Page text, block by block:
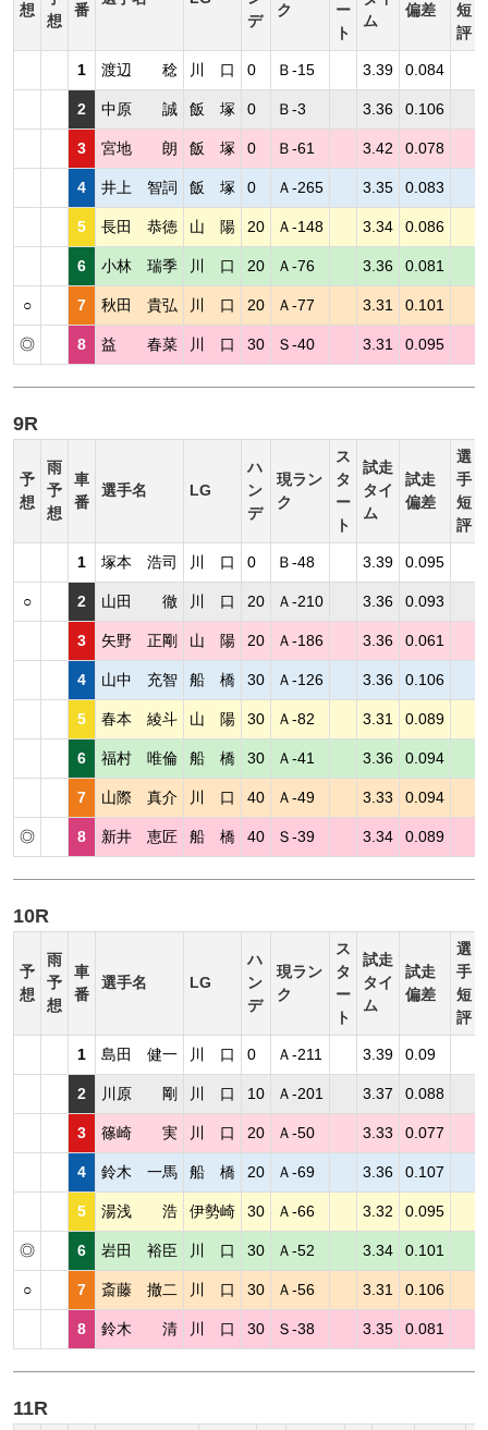
想
想
番
デ
ク
ー
ト
ム
偏差
短
評
1 渡辺 稔 川 口 0 Ｂ-15 3.39 0.084
2 中原 誠 飯 塚 0 Ｂ-3 3.36 0.106
3 宮地 朗 飯 塚 0 Ｂ-61 3.42 0.078
4 井上 智詞 飯 塚 0 Ａ-265 3.35 0.083
5 長田 恭徳 山 陽 20 Ａ-148 3.34 0.086
6 小林 瑞季 川 口 20 Ａ-76 3.36 0.081
○ 7 秋田 貴弘 川 口 20 Ａ-77 3.31 0.101
◎ 8 益 春菜 川 口 30 Ｓ-40 3.31 0.095
9R
予
想
雨
予
想
車
番
選手名 LG
ハ
ン
デ
現ラン
ク
ス
タ
ー
ト
試走
タイ
ム
試走
偏差
選
手
短
評
1 塚本 浩司 川 口 0 Ｂ-48 3.39 0.095
○ 2 山田 徹 川 口 20 Ａ-210 3.36 0.093
3 矢野 正剛 山 陽 20 Ａ-186 3.36 0.061
4 山中 充智 船 橋 30 Ａ-126 3.36 0.106
5 春本 綾斗 山 陽 30 Ａ-82 3.31 0.089
6 福村 唯倫 船 橋 30 Ａ-41 3.36 0.094
7 山際 真介 川 口 40 Ａ-49 3.33 0.094
◎ 8 新井 恵匠 船 橋 40 Ｓ-39 3.34 0.089
10R
予
想
雨
予
想
車
番
選手名 LG
ハ
ン
デ
現ラン
ク
ス
タ
ー
ト
試走
タイ
ム
試走
偏差
選
手
短
評
1 島田 健一 川 口 0 Ａ-211 3.39 0.09
2 川原 剛 川 口 10 Ａ-201 3.37 0.088
3 篠崎 実 川 口 20 Ａ-50 3.33 0.077
4 鈴木 一馬 船 橋 20 Ａ-69 3.36 0.107
5 湯浅 浩 伊勢崎 30 Ａ-66 3.32 0.095
◎ 6 岩田 裕臣 川 口 30 Ａ-52 3.34 0.101
○ 7 斎藤 撤二 川 口 30 Ａ-56 3.31 0.106
8 鈴木 清 川 口 30 Ｓ-38 3.35 0.081
11R